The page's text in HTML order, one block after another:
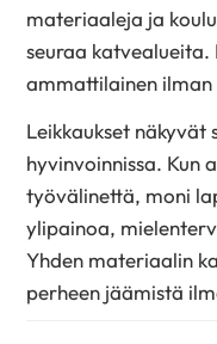
materiaaleja ja
seuraa katvealueita.
ammattilainen
Leikkaukset näkyvät
hyvinvoinnissa. Kun
työvälinettä, moni
ylipainoa,
Yhden materiaalin
perheen jäämistä